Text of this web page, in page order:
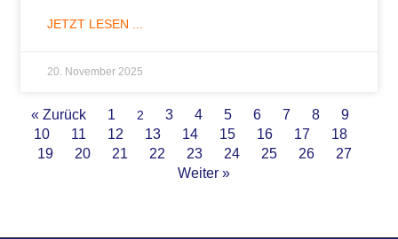
JETZT LESEN ...
20. November 2025
« Zurück 1 2 3 4 5 6 7 8
9
10
11 12 13 14 15 16 17
18
19
20 21 22 23 24 25 26
27
Weiter »